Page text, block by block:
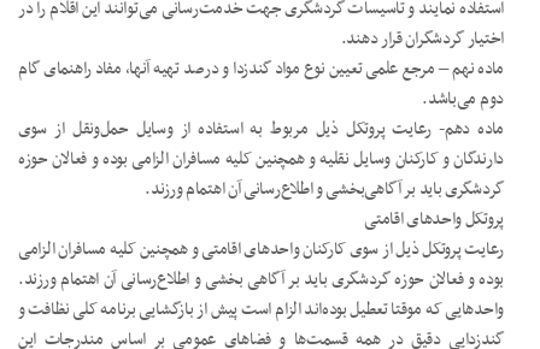
استفاده نمایند و تاسیسات گردشگری جهت خدمت‌رسانی می‌توانند این اقلام را در
اختیار گردشگران قرار دهند.
ماده نهم – مرجع علمی تعیین نوع مواد گندزدا و درصد تهیه آنها، مفاد راهنمای گام
دوم می‌باشد.
ماده دهم- رعایت پروتکل ذیل مربوط به استفاده از وسایل حمل‌ونقل از سوی
دارندگان و کارکنان وسایل نقلیه و همچنین کلیه مسافران الزامی بوده و فعالان حوزه
گردشگری باید بر آگاهی‌بخشی و اطلاع‌رسانی آن اهتمام ورزند.
پروتکل واحدهای اقامتی
رعایت پروتکل ذیل از سوی کارکنان واحدهای اقامتی و همچنین کلیه مسافران الزامی
بوده و فعالان حوزه گردشگری باید بر آگاهی بخشی و اطلاع‌رسانی آن اهتمام ورزند.
واحدهایی که موقتا تعطیل بوده‌اند الزام است پیش از بازگشایی برنامه کلی نظافت و
گندزدایی دقیق در همه قسمت‌ها و فضاهای عمومی بر اساس مندرجات این